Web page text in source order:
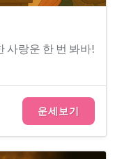
사랑운 한 번 봐바!
운세보기